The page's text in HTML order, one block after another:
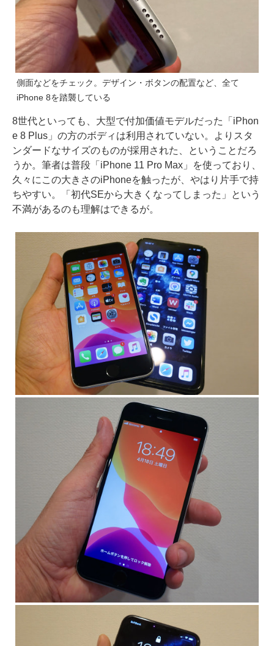
側面などをチェック。デザイン・ボタンの配置など、全て
iPhone 8を踏襲している
8世代といっても、大型で付加価値モデルだった「iPhon
e 8 Plus」の方のボディは利用されていない。よりスタ
ンダードなサイズのものが採用された、ということだろ
うか。筆者は普段「iPhone 11 Pro Max」を使っており、
久々にこの大きさのiPhoneを触ったが、やはり片手で持
ちやすい。「初代SEから大きくなってしまった」という
不満があるのも理解はできるが。